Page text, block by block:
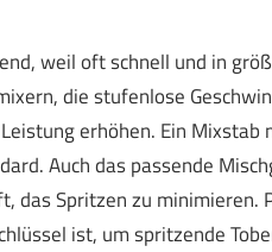
weil oft schnell und in
die stufenlose
erhöhen. Ein
Auch das passende
das Spritzen zu minimieren.
ist, um spritzende